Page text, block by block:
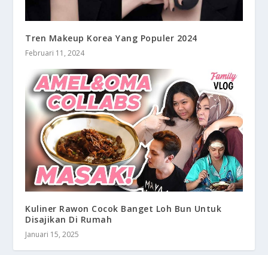
Tren Makeup Korea Yang Populer 2024
Februari 11, 2024
Kuliner Rawon Cocok Banget Loh Bun Untuk
Disajikan Di Rumah
Januari 15, 2025